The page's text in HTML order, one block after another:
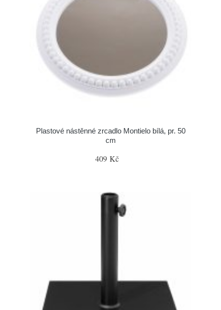
Plastové nástěnné zrcadlo Montielo bílá, pr. 50
cm
409 Kč